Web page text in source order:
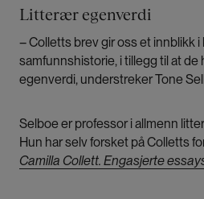
Litterær egenverdi
– Colletts brev gir oss et innblikk i
samfunnshistorie, i tillegg til at
egenverdi, understreker Tone
Selboe er professor i allmenn
Hun har selv forsket på Colletts
Camilla Collett. Engasjerte